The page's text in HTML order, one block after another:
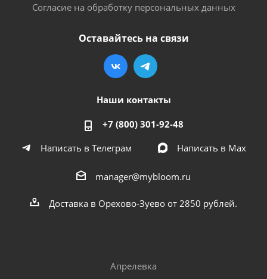
Согласие на обработку персональных данных
Оставайтесь на связи
Наши контакты
+7 (800) 301-92-48
Написать в Телеграм
Написать в Мах
manager@mybloom.ru
Доставка в Орехово-Зуево от 2850 рублей.
Апрелевка